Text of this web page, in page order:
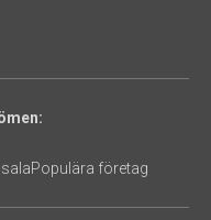
Populära företag